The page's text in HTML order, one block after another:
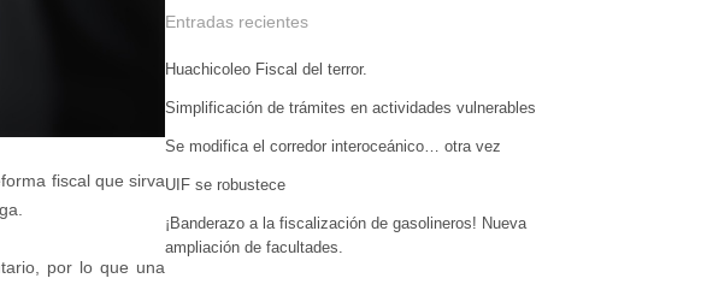
fiscal que sirva
por lo que una
Entradas recientes
Huachicoleo Fiscal del terror.
Simplificación de trámites en actividades vulnerables
Se modifica el corredor interoceánico… otra vez
UIF se robustece
¡Banderazo a la fiscalización de gasolineros! Nueva
ampliación de facultades.